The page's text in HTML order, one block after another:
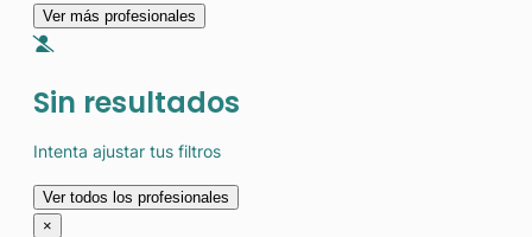
Especialidad Específica
Ver más profesionales
Sin resultados
Intenta ajustar tus filtros
Ver todos los profesionales
×